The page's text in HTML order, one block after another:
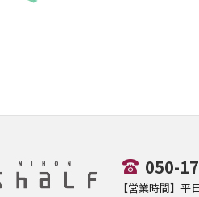
050-
【営業時間】平